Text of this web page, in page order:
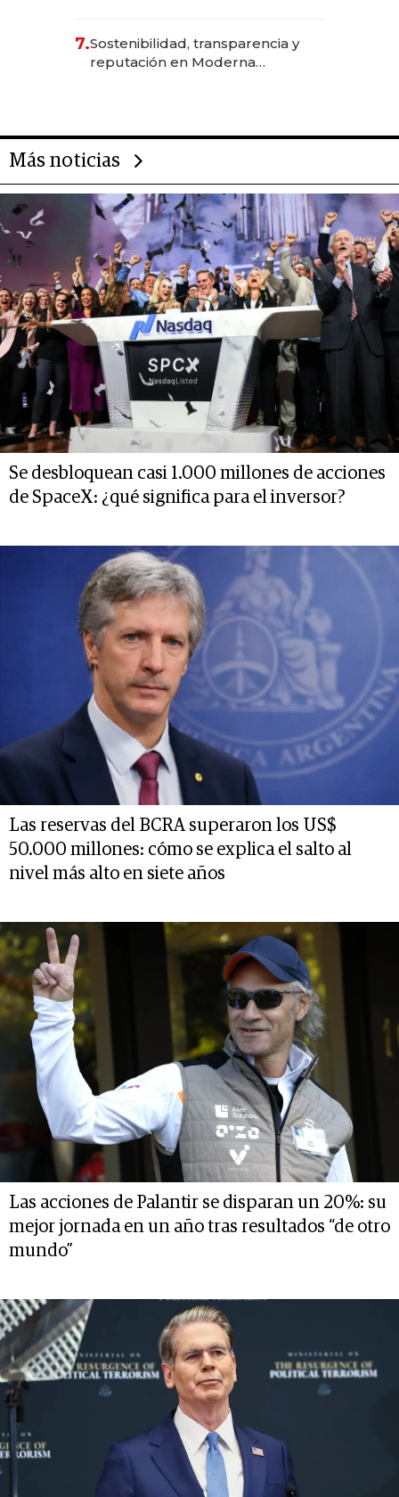
7.Sostenibilidad, transparencia y
reputación en Moderna
Más noticias
Se desbloquean casi 1.000 millones de acciones
de SpaceX: ¿qué significa para el inversor?
Las reservas del BCRA superaron los US$
50.000 millones: cómo se explica el salto al
nivel más alto en siete años
Las acciones de Palantir se disparan un 20%: su
mejor jornada en un año tras resultados “de otro
mundo”